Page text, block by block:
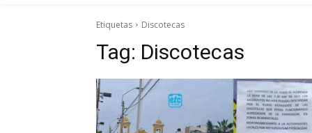
Etiquetas Discotecas
Tag: Discotecas